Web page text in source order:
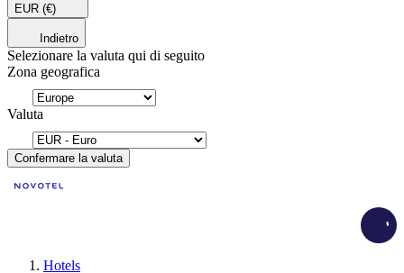
EUR (€)
Indietro
Selezionare la valuta qui di seguito
Zona geografica
Valuta
Confermare la valuta
Hotels